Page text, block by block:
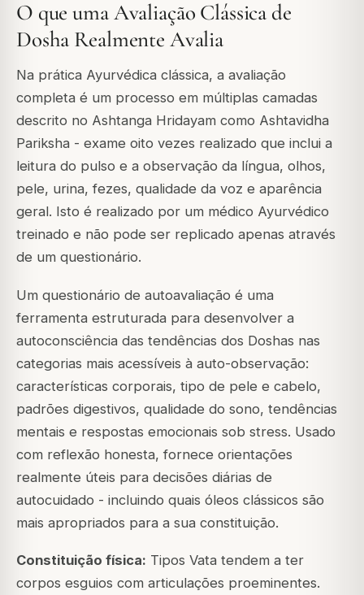
O que uma Avaliação Clássica de
Dosha Realmente Avalia
Na prática Ayurvédica clássica, a avaliação
completa é um processo em múltiplas camadas
descrito no Ashtanga Hridayam como Ashtavidha
Pariksha - exame oito vezes realizado que inclui a
leitura do pulso e a observação da língua, olhos,
pele, urina, fezes, qualidade da voz e aparência
geral. Isto é realizado por um médico Ayurvédico
treinado e não pode ser replicado apenas através
de um questionário.
Um questionário de autoavaliação é uma
ferramenta estruturada para desenvolver a
autoconsciência das tendências dos Doshas nas
categorias mais acessíveis à auto-observação:
características corporais, tipo de pele e cabelo,
padrões digestivos, qualidade do sono, tendências
mentais e respostas emocionais sob stress. Usado
com reflexão honesta, fornece orientações
realmente úteis para decisões diárias de
autocuidado - incluindo quais óleos clássicos são
mais apropriados para a sua constituição.
Constituição física: Tipos Vata tendem a ter
corpos esguios com articulações proeminentes.